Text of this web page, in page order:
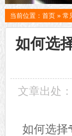
当前位置： 首页 » 常
如何选
文章出处：
如何选择